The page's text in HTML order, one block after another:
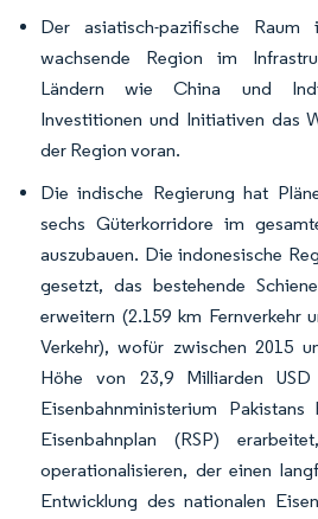
Der asiatisch-pazifische
wachsende Region im
Ländern wie China und
Investitionen und Initiativen das
der Region voran.
Die indische Regierung hat
sechs Güterkorridore im
auszubauen. Die indonesische
gesetzt, das bestehende
erweitern (2.159 km Fernverkehr
Verkehr), wofür zwischen 2015
Höhe von 23,9 Milliarden
Eisenbahnministerium
Eisenbahnplan (RSP)
operationalisieren, der einen
Entwicklung des nationalen